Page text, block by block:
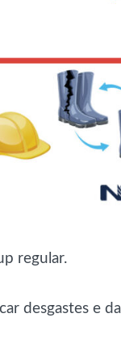
regular.
desgastes e